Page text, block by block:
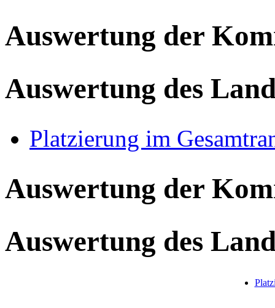
Auswertung der
Auswertung des
Platzierung im
Auswertung der
Auswertung des